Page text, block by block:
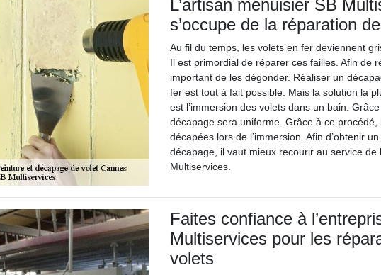
L’artisan menuisier SB
s’occupe de la réparation
Au fil du temps, les volets en fer deviennent
Il est primordial de réparer ces failles. Afin de
important de les dégonder. Réaliser un
fer est tout à fait possible. Mais la solution la
est l’immersion des volets dans un bain.
décapage sera uniforme. Grâce à ce
décapées lors de l’immersion. Afin d’obtenir
décapage, il vaut mieux recourir au service de
Multiservices.
Faites confiance à
Multiservices pour les
volets